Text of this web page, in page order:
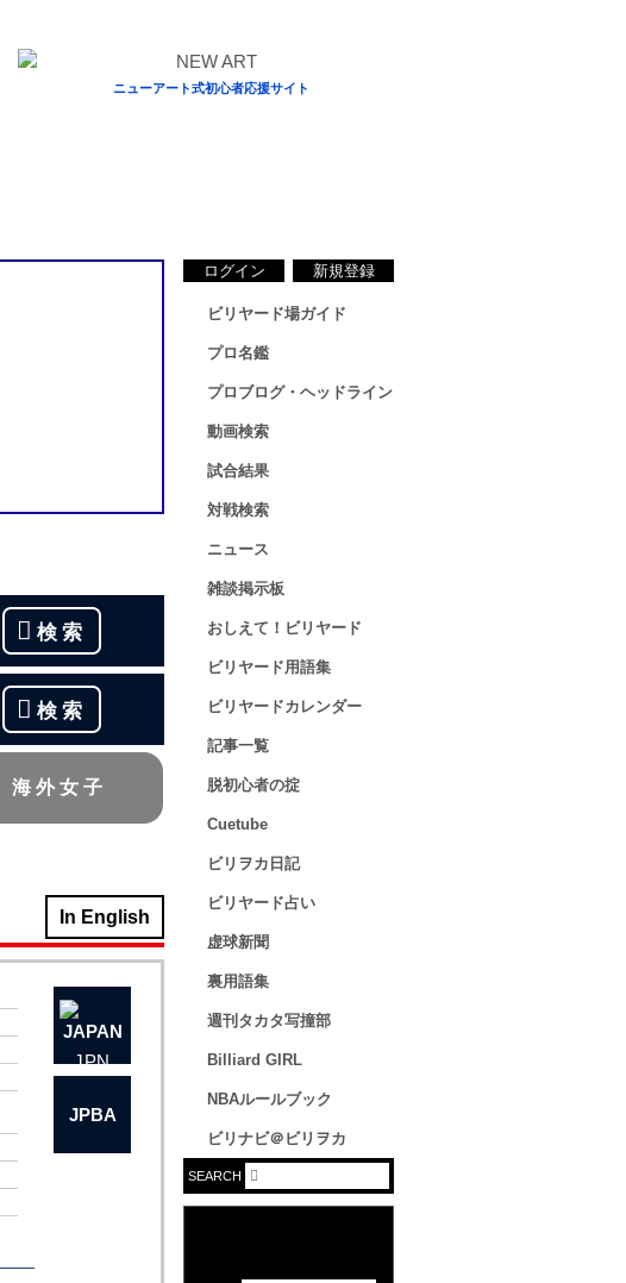
ニューアート式初心者応援サイト
検索
検索
海外女子
In English
JPN
JPBA
ログイン 新規登録
ビリヤード場ガイド
プロ名鑑
プロブログ・ヘッドライン
動画検索
試合結果
対戦検索
ニュース
雑談掲示板
おしえて！ビリヤード
ビリヤード用語集
ビリヤードカレンダー
記事一覧
脱初心者の掟
Cuetube
ビリヲカ日記
ビリヤード占い
虚球新聞
裏用語集
週刊タカタ写撞部
Billiard GIRL
NBAルールブック
ビリナビ＠ビリヲカ
SEARCH